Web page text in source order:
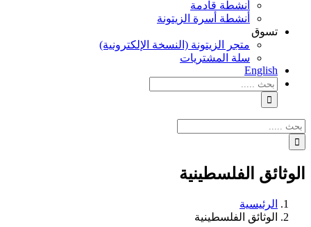
أنشطة قادمة
أنشطة أسرة الزيتونة
تسوق
متجر الزيتونة (النسخة الإلكترونية)
سلة المشتريات
English
نتائج
البحث
بالنسبة
الي
:
نتائج
البحث
بالنسبة
الي
: الوثائق الفلسطينية
الرئيسية
الوثائق الفلسطينية